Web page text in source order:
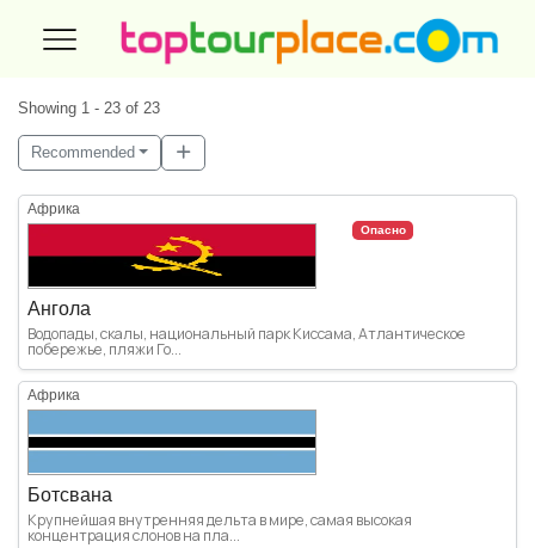
Showing 1 - 23 of 23
Recommended
Африка
Опасно
Ангола
Водопады, скалы, национальный парк Киссама, Атлантическое
побережье, пляжи Го...
Африка
Ботсвана
Крупнейшая внутренняя дельта в мире, самая высокая
концентрация слонов на пла...